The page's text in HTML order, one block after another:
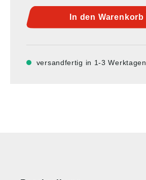
In den Warenkorb
versandfertig in 1-3 Werktagen